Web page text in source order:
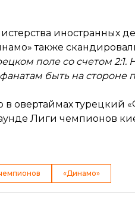
иностранных
также
поле со счетом 2:1.
быть на стороне
в овертаймах турецкий
Лиги чемпионов
«Динамо»